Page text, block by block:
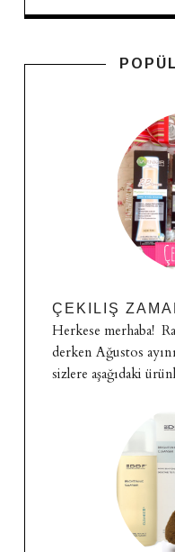
ÇEKILIŞ
Herkese merhaba!
derken Ağustos
sizlere aşağıdaki